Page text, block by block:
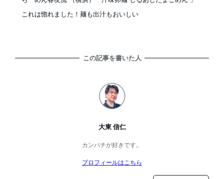
これは惚れました！麺も出汁もおいしい
この記事を書いた人
大東 信仁
カンパチが好きです。
プロフィールはこちら